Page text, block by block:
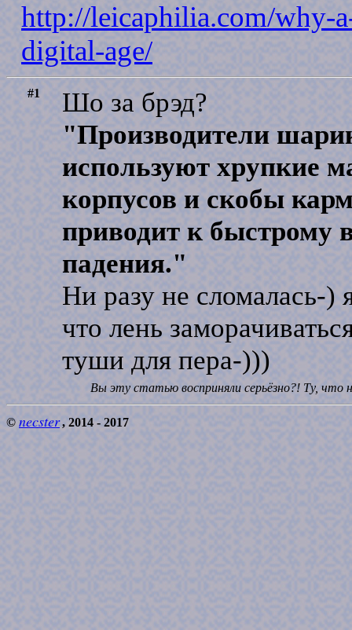
http://leicaphilia.com/why-
digital-age/
#1
Шо за брэд?
"Производители
используют хрупкие
корпусов и скобы
приводит к быстрому
падения."
Ни разу не сломалась-)
что лень
туши для пера-)))
Вы эту статью восприняли серьёзно?! Ту,
© necster, 2014 - 2017